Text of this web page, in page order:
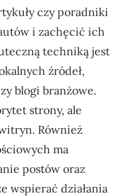
czy poradniki
i zachęcić ich
techniką jest
źródeł,
blogi branżowe.
strony, ale
Również
ma
postów oraz
wspierać działania